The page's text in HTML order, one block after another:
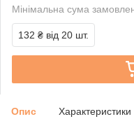
Мінімальна сума
132 ₴ від 20 шт.
Опис Характеристики